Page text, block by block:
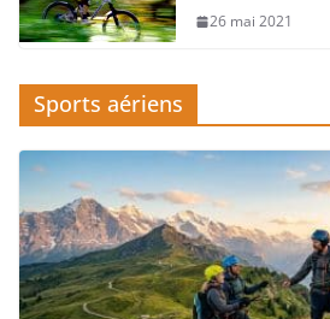
26 mai 2021
Sports aériens